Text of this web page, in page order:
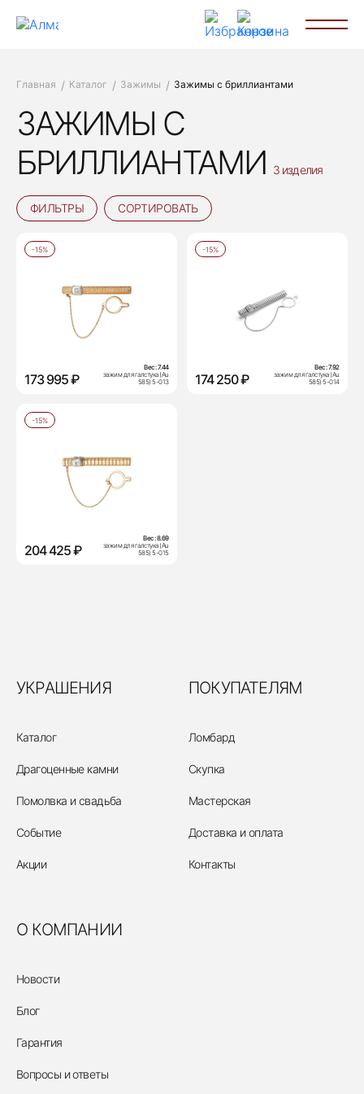
Главная Каталог Зажимы Зажимы с бриллиантами
ЗАЖИМЫ С
БРИЛЛИАНТАМИ 3 изделия
ФИЛЬТРЫ СОРТИРОВАТЬ
-15%
173 995 ₽
Вес:7.44
зажим для галстука (Au
585) 5-013
-15%
174 250 ₽
Вес:7.92
зажим для галстука (Au
585) 5-014
-15%
204 425 ₽
Вес:8.69
зажим для галстука (Au
585) 5-015
УКРАШЕНИЯ
Каталог
Драгоценные камни
Помолвка и свадьба
Событие
Акции
ПОКУПАТЕЛЯМ
Ломбард
Скупка
Мастерская
Доставка и оплата
Контакты
О КОМПАНИИ
Новости
Блог
Гарантия
Вопросы и ответы